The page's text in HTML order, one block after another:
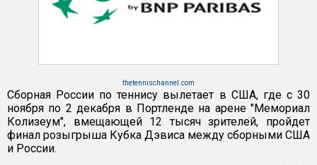
thetennischannel.com
Сборная России по теннису вылетает в США, где с 30
ноября по 2 декабря в Портленде на арене "Мемориал
Колизеум", вмещающей 12 тысяч зрителей, пройдет
финал розыгрыша Кубка Дэвиса между сборными США
и России.